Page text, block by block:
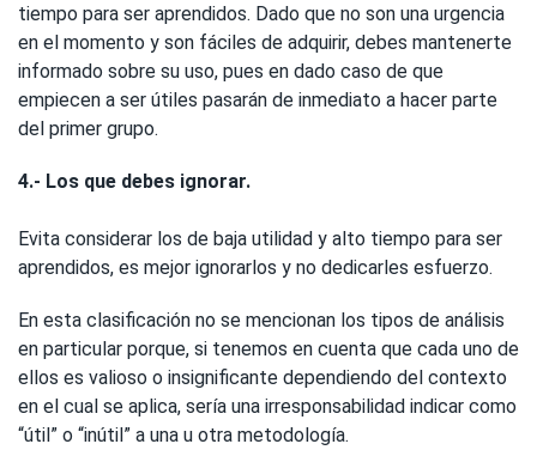
tiempo para ser aprendidos. Dado que no son una urgencia
en el momento y son fáciles de adquirir, debes mantenerte
informado sobre su uso, pues en dado caso de que
empiecen a ser útiles pasarán de inmediato a hacer parte
del primer grupo.
4.- Los que debes ignorar.
Evita considerar los de baja utilidad y alto tiempo para ser
aprendidos, es mejor ignorarlos y no dedicarles esfuerzo.
En esta clasificación no se mencionan los tipos de análisis
en particular porque, si tenemos en cuenta que cada uno de
ellos es valioso o insignificante dependiendo del contexto
en el cual se aplica, sería una irresponsabilidad indicar como
“útil” o “inútil” a una u otra metodología.